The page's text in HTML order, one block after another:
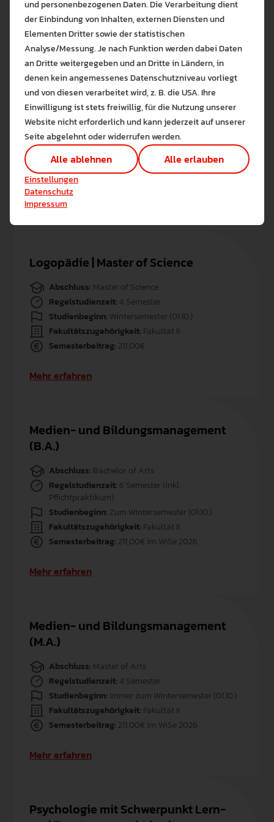
Mehr erfahren
Logopädie | Bachelor
Abschluss:Bachelor of Science
Regelstudienzeit:9 Semester (davon 6 in Teilzeit, 3
in Vollzeit)
Studienbeginn:Immer zum Wintersemester (01.10.)
Fakultätszugehörigkeit: Fakultät II
Semesterbeitrag:211,00€ im WiSe 2026
Mehr erfahren
Logopädie | Master of Science
Abschluss: Master of Science
Regelstudienzeit: 4 Semester
Studienbeginn: Wintersemester (01.10.)
Fakultätszugehörigkeit: Fakultät II
Semesterbeitrag: 211,00€
Mehr erfahren
Medien- und Bildungsmanagement
(B.A.)
Abschluss: Bachelor of Arts
Regelstudienzeit: 6 Semester (inkl.
Pflichtpraktikum)
Studienbeginn: Zum Wintersemester (01.10.)
Fakultätszugehörigkeit: Fakultät II
Semesterbeitrag: 211,00€ im WiSe 2026
Mehr erfahren
Medien- und Bildungsmanagement
(M.A.)
Abschluss: Master of Arts
Regelstudienzeit: 4 Semester
Studienbeginn: Immer zum Wintersemester (01.10.)
Fakultätszugehörigkeit: Fakultät II
Semesterbeitrag: 211,00€ im WiSe 2026
Mehr erfahren
Psychologie mit Schwerpunkt Lern-
und personenbezogenen Daten. Die Verarbeitung dient
der Einbindung von Inhalten, externen Diensten und
Elementen Dritter sowie der statistischen
Analyse/Messung. Je nach Funktion werden dabei Daten
an Dritte weitergegeben und an Dritte in Ländern, in
denen kein angemessenes Datenschutzniveau vorliegt
und von diesen verarbeitet wird, z. B. die USA. Ihre
Einwilligung ist stets freiwillig, für die Nutzung unserer
Website nicht erforderlich und kann jederzeit auf unserer
Seite abgelehnt oder widerrufen werden.
Alle ablehnen Alle erlauben
Einstellungen
Datenschutz
Impressum
Bitte wählen Sie
Die auf der Website verwendeten
Lernen Sie mehr
Alle erlauben
Technisch notwendig (1)
Hier sind alle technisch
Analyse / Statistiken (1)
Einstellungen speichern